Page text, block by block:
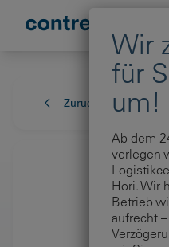
Zurück zur Übersicht
Ab dem
verlegen
Höri. Wir
Betrieb
aufrecht